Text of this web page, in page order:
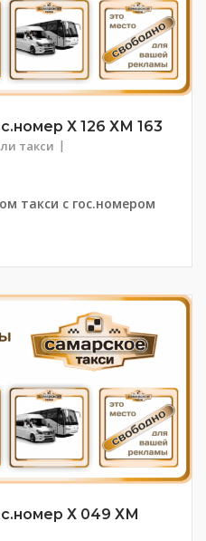
Х 126 ХМ 163
такси
такси с гос.номером
Х 049 ХМ